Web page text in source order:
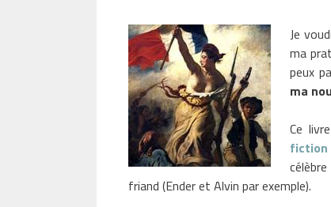
Je
ma
peux
ma
Ce
fiction
friand (Ender et Alvin par exemple).